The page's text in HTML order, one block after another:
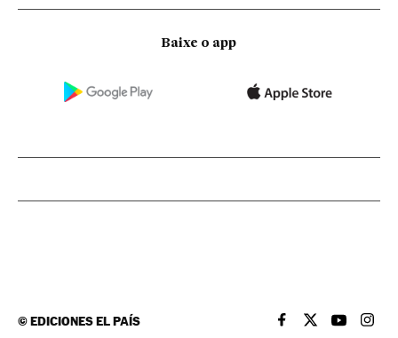
Baixe o app
©EDICIONES EL PAÍS EL PAÍS BRASIL EN
EL PAÍSEL PAÍS
EL